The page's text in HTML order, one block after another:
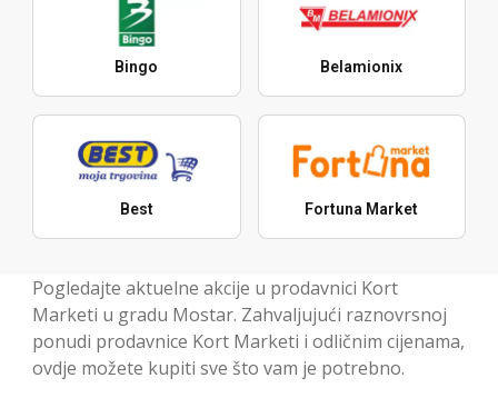
Bingo Belamionix
Best Fortuna Market
Pogledajte aktuelne akcije u prodavnici Kort
Marketi u gradu Mostar. Zahvaljujući raznovrsnoj
ponudi prodavnice Kort Marketi i odličnim cijenama,
ovdje možete kupiti sve što vam je potrebno.